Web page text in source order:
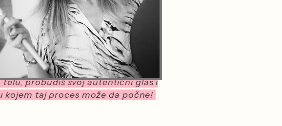
telu, probudiš svoj autentični glas i
taj proces može da počne!